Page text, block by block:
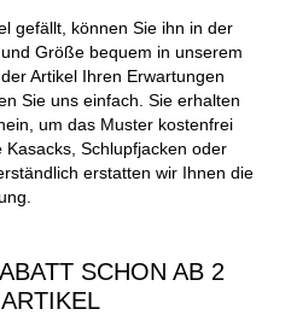
gefällt, können Sie ihn in der
Größe bequem in unserem
Artikel Ihren Erwartungen
Sie uns einfach. Sie erhalten
um das Muster kostenfrei
Schlupfjacken oder
erstatten wir Ihnen die
SCHON AB 2
ARTIKEL